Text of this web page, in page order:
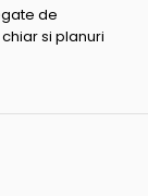
de
si planuri